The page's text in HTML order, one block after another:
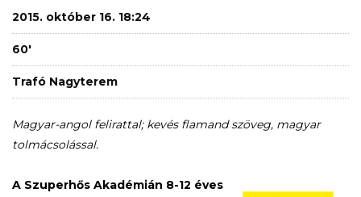
2015. október 16. 18:24
60'
Trafó Nagyterem
Magyar-angol felirattal; kevés flamand szöveg, magyar
tolmácsolással.
A Szuperhős Akadémián 8-12 éves